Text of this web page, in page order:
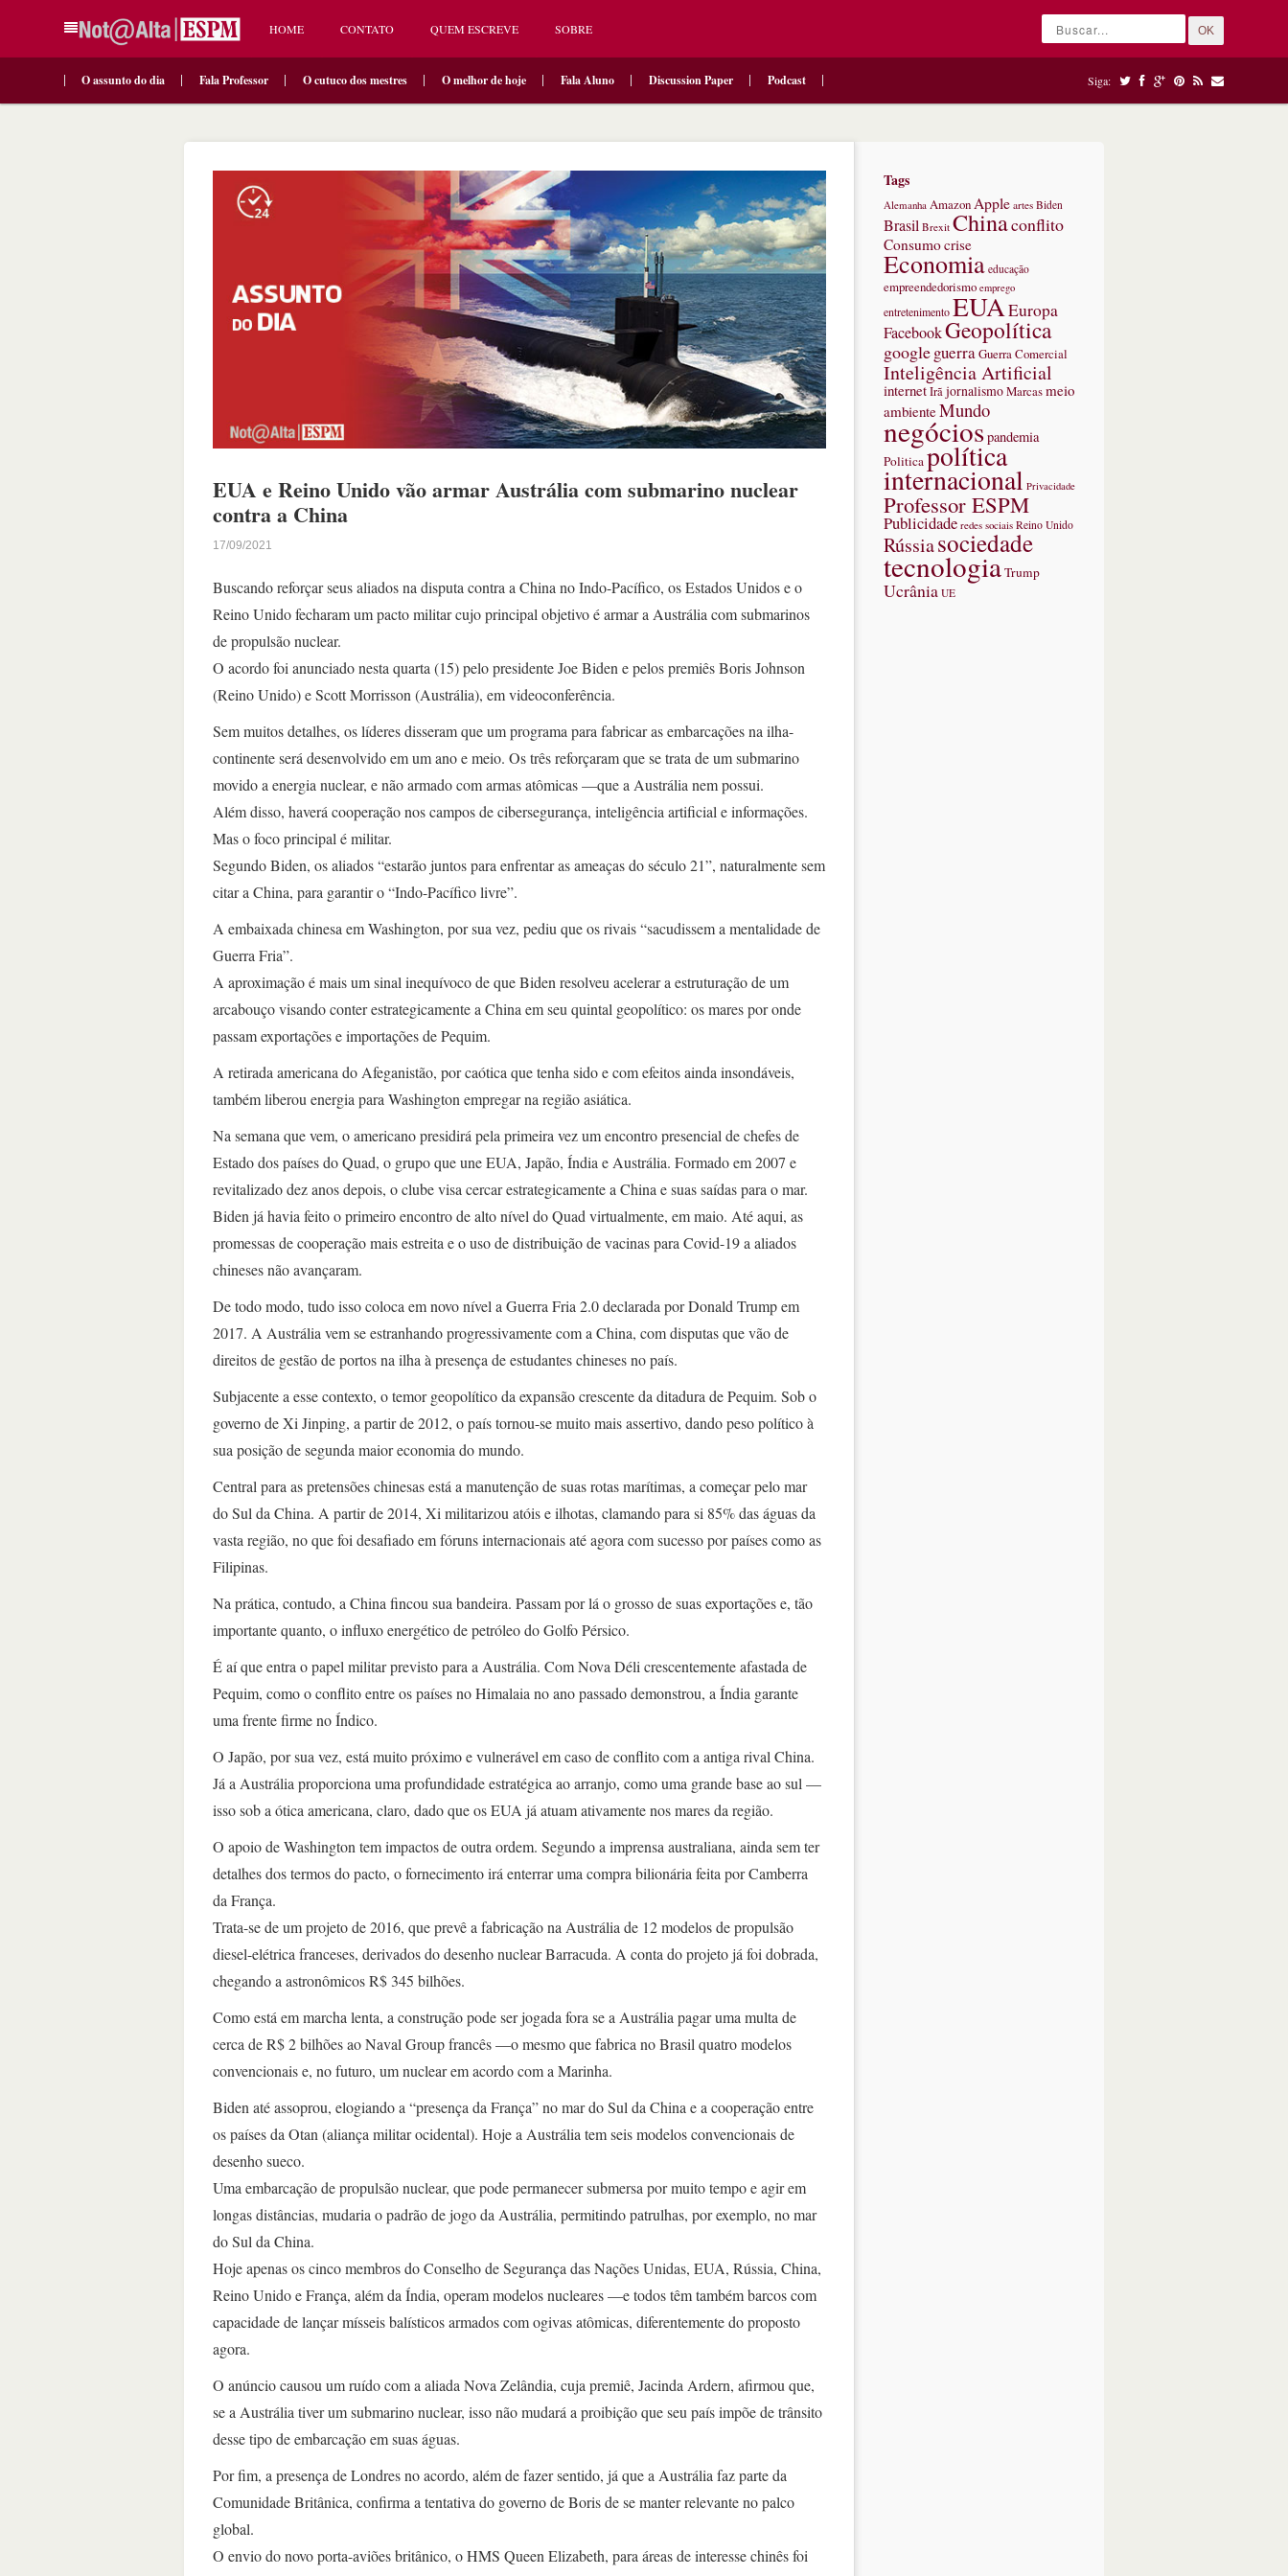
HOME CONTATO QUEM ESCREVE SOBRE OK
O assunto do dia Fala Professor O cutuco dos mestres O melhor de hoje Fala Aluno Discussion Paper Podcast Siga:
EUA e Reino Unido vão armar Austrália com submarino nuclear
contra a China
17/09/2021
Buscando reforçar seus aliados na disputa contra a China no Indo-Pacífico, os Estados Unidos e o
Reino Unido fecharam um pacto militar cujo principal objetivo é armar a Austrália com submarinos
de propulsão nuclear.
O acordo foi anunciado nesta quarta (15) pelo presidente Joe Biden e pelos premiês Boris Johnson
(Reino Unido) e Scott Morrisson (Austrália), em videoconferência.
Sem muitos detalhes, os líderes disseram que um programa para fabricar as embarcações na ilha-
continente será desenvolvido em um ano e meio. Os três reforçaram que se trata de um submarino
movido a energia nuclear, e não armado com armas atômicas —que a Austrália nem possui.
Além disso, haverá cooperação nos campos de cibersegurança, inteligência artificial e informações.
Mas o foco principal é militar.
Segundo Biden, os aliados “estarão juntos para enfrentar as ameaças do século 21”, naturalmente sem
citar a China, para garantir o “Indo-Pacífico livre”.
A embaixada chinesa em Washington, por sua vez, pediu que os rivais “sacudissem a mentalidade de
Guerra Fria”.
A aproximação é mais um sinal inequívoco de que Biden resolveu acelerar a estruturação de um
arcabouço visando conter estrategicamente a China em seu quintal geopolítico: os mares por onde
passam exportações e importações de Pequim.
A retirada americana do Afeganistão, por caótica que tenha sido e com efeitos ainda insondáveis,
também liberou energia para Washington empregar na região asiática.
Na semana que vem, o americano presidirá pela primeira vez um encontro presencial de chefes de
Estado dos países do Quad, o grupo que une EUA, Japão, Índia e Austrália. Formado em 2007 e
revitalizado dez anos depois, o clube visa cercar estrategicamente a China e suas saídas para o mar.
Biden já havia feito o primeiro encontro de alto nível do Quad virtualmente, em maio. Até aqui, as
promessas de cooperação mais estreita e o uso de distribuição de vacinas para Covid-19 a aliados
chineses não avançaram.
De todo modo, tudo isso coloca em novo nível a Guerra Fria 2.0 declarada por Donald Trump em
2017. A Austrália vem se estranhando progressivamente com a China, com disputas que vão de
direitos de gestão de portos na ilha à presença de estudantes chineses no país.
Subjacente a esse contexto, o temor geopolítico da expansão crescente da ditadura de Pequim. Sob o
governo de Xi Jinping, a partir de 2012, o país tornou-se muito mais assertivo, dando peso político à
sua posição de segunda maior economia do mundo.
Central para as pretensões chinesas está a manutenção de suas rotas marítimas, a começar pelo mar
do Sul da China. A partir de 2014, Xi militarizou atóis e ilhotas, clamando para si 85% das águas da
vasta região, no que foi desafiado em fóruns internacionais até agora com sucesso por países como as
Filipinas.
Na prática, contudo, a China fincou sua bandeira. Passam por lá o grosso de suas exportações e, tão
importante quanto, o influxo energético de petróleo do Golfo Pérsico.
É aí que entra o papel militar previsto para a Austrália. Com Nova Déli crescentemente afastada de
Pequim, como o conflito entre os países no Himalaia no ano passado demonstrou, a Índia garante
uma frente firme no Índico.
O Japão, por sua vez, está muito próximo e vulnerável em caso de conflito com a antiga rival China.
Já a Austrália proporciona uma profundidade estratégica ao arranjo, como uma grande base ao sul —
isso sob a ótica americana, claro, dado que os EUA já atuam ativamente nos mares da região.
O apoio de Washington tem impactos de outra ordem. Segundo a imprensa australiana, ainda sem ter
detalhes dos termos do pacto, o fornecimento irá enterrar uma compra bilionária feita por Camberra
da França.
Trata-se de um projeto de 2016, que prevê a fabricação na Austrália de 12 modelos de propulsão
diesel-elétrica franceses, derivados do desenho nuclear Barracuda. A conta do projeto já foi dobrada,
chegando a astronômicos R$ 345 bilhões.
Como está em marcha lenta, a construção pode ser jogada fora se a Austrália pagar uma multa de
cerca de R$ 2 bilhões ao Naval Group francês —o mesmo que fabrica no Brasil quatro modelos
convencionais e, no futuro, um nuclear em acordo com a Marinha.
Biden até assoprou, elogiando a “presença da França” no mar do Sul da China e a cooperação entre
os países da Otan (aliança militar ocidental). Hoje a Austrália tem seis modelos convencionais de
desenho sueco.
Uma embarcação de propulsão nuclear, que pode permanecer submersa por muito tempo e agir em
longas distâncias, mudaria o padrão de jogo da Austrália, permitindo patrulhas, por exemplo, no mar
do Sul da China.
Hoje apenas os cinco membros do Conselho de Segurança das Nações Unidas, EUA, Rússia, China,
Reino Unido e França, além da Índia, operam modelos nucleares —e todos têm também barcos com
capacidade de lançar mísseis balísticos armados com ogivas atômicas, diferentemente do proposto
agora.
O anúncio causou um ruído com a aliada Nova Zelândia, cuja premiê, Jacinda Ardern, afirmou que,
se a Austrália tiver um submarino nuclear, isso não mudará a proibição que seu país impõe de trânsito
desse tipo de embarcação em suas águas.
Por fim, a presença de Londres no acordo, além de fazer sentido, já que a Austrália faz parte da
Comunidade Britânica, confirma a tentativa do governo de Boris de se manter relevante no palco
global.
O envio do novo porta-aviões britânico, o HMS Queen Elizabeth, para áreas de interesse chinês foi
Tags
Alemanha Amazon Apple artes Biden
Brasil Brexit Chinaconflito
Consumocrise
Economia educação
empreendedorismo emprego
entretenimentoEUAEuropa
FacebookGeopolítica
googleguerraGuerra Comercial
Inteligência Artificial
internetIrãjornalismoMarcasmeio
ambienteMundo
negóciospandemia
Politicapolítica
internacional Privacidade
Professor ESPM
Publicidade redes sociais Reino Unido
Rússiasociedade
tecnologiaTrump
Ucrânia UE